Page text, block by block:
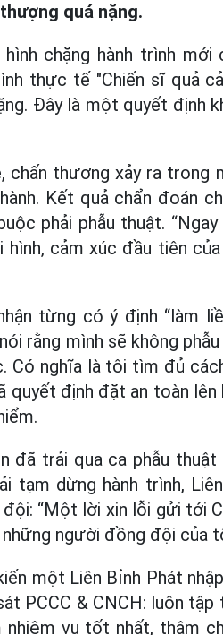
quá nặng.
chặng hành trình
thực tế "Chiến sĩ quả
Đây là một quyết định
chấn thương xảy ra
Kết quả chẩn đoán
phải phẫu thuật.
cảm xúc đầu tiên
từng có ý định “làm
rằng mình sẽ không
Có nghĩa là tôi tìm đủ
quyết định đặt an toàn
đã trải qua ca phẫu
tạm dừng hành trình,
“Một lời xin lỗi gửi tới
người đồng đội của
một Liên Bỉnh Phát
PCCC & CNCH: luôn tập
nhiệm vụ tốt nhất, thậm